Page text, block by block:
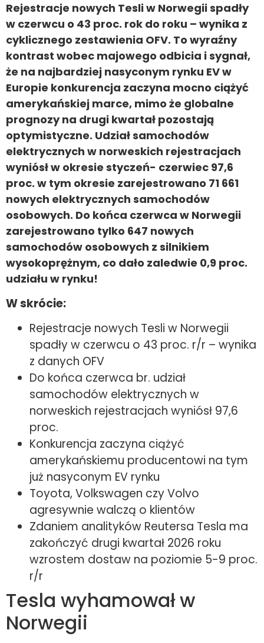
Rejestracje nowych Tesli w Norwegii spadły
w czerwcu o 43 proc. rok do roku – wynika z
cyklicznego zestawienia OFV. To wyraźny
kontrast wobec majowego odbicia i sygnał,
że na najbardziej nasyconym rynku EV w
Europie konkurencja zaczyna mocno ciążyć
amerykańskiej marce, mimo że globalne
prognozy na drugi kwartał pozostają
optymistyczne. Udział samochodów
elektrycznych w norweskich rejestracjach
wyniósł w okresie styczeń- czerwiec 97,6
proc. w tym okresie zarejestrowano 71 661
nowych elektrycznych samochodów
osobowych. Do końca czerwca w Norwegii
zarejestrowano tylko 647 nowych
samochodów osobowych z silnikiem
wysokoprężnym, co dało zaledwie 0,9 proc.
udziału w rynku!
W skrócie:
Rejestracje nowych Tesli w Norwegii
spadły w czerwcu o 43 proc. r/r – wynika
z danych OFV
Do końca czerwca br. udział
samochodów elektrycznych w
norweskich rejestracjach wyniósł 97,6
proc.
Konkurencja zaczyna ciążyć
amerykańskiemu producentowi na tym
już nasyconym EV rynku
Toyota, Volkswagen czy Volvo
agresywnie walczą o klientów
Zdaniem analityków Reutersa Tesla ma
zakończyć drugi kwartał 2026 roku
wzrostem dostaw na poziomie 5-9 proc.
r/r
Tesla wyhamował w
Norwegii